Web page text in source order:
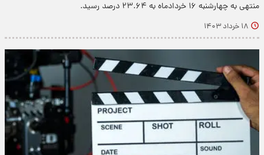
منتهی به چهارشنبه ۱۶ خردادماه به ۲۳.۶۴ درصد رسید.
۱۸ خرداد ۱۴۰۳